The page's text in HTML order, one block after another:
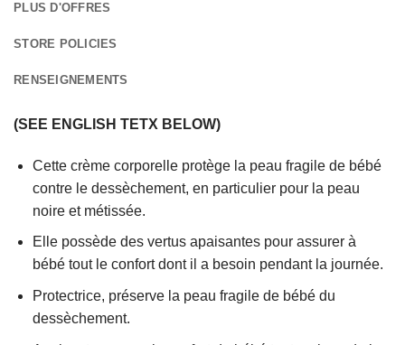
PLUS D'OFFRES
STORE POLICIES
RENSEIGNEMENTS
(SEE ENGLISH TETX BELOW)
Cette crème corporelle protège la peau fragile de bébé
contre le dessèchement, en particulier pour la peau
noire et métissée.
Elle possède des vertus apaisantes pour assurer à
bébé tout le confort dont il a besoin pendant la journée.
Protectrice, préserve la peau fragile de bébé du
dessèchement.